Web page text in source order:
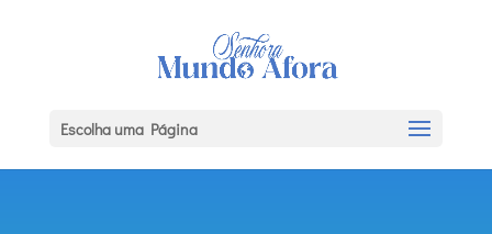
Escolha uma Página